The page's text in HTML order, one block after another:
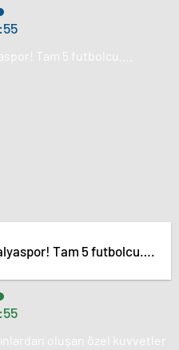
Tam 5 futbolcu….